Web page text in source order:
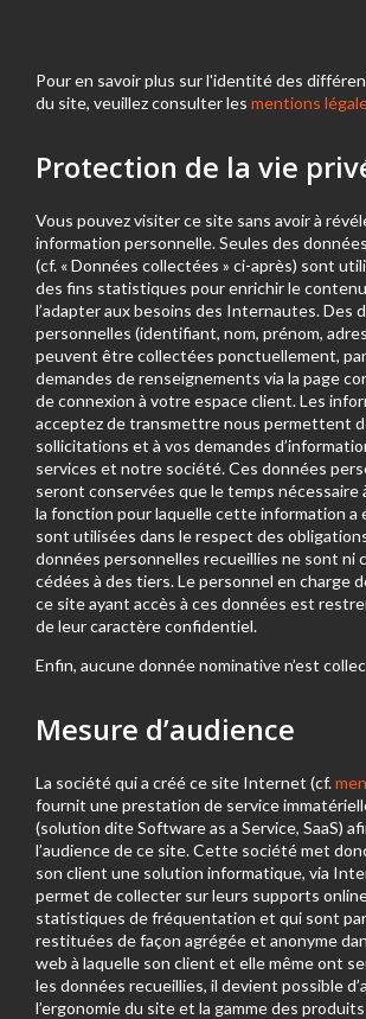
Pour en savoir plus sur l'identité des
du site, veuillez consulter les mentions
Protection de la vie
Vous pouvez visiter ce site sans avoir à
information personnelle. Seules des
(cf. « Données collectées » ci-après) sont
des fins statistiques pour enrichir le contenu éditorial et
l’adapter aux besoins des Internautes. Des
personnelles (identifiant, nom, prénom,
peuvent être collectées ponctuellement,
demandes de renseignements via la page contact
de connexion à votre espace client. Les
acceptez de transmettre nous permettent
sollicitations et à vos demandes
services et notre société. Ces données personnelles ne
seront conservées que le temps nécessaire
la fonction pour laquelle cette information a
sont utilisées dans le respect des
données personnelles recueillies ne sont ni communiquées ni
cédées à des tiers. Le personnel en charge
ce site ayant accès à ces données est
de leur caractère confidentiel.
Enfin, aucune donnée nominative n’est
Mesure d’audience
La société qui a créé ce site Internet (cf.
fournit une prestation de service
(solution dite Software as a Service, SaaS)
l’audience de ce site. Cette société met donc à disposition de
son client une solution informatique, via
permet de collecter sur leurs supports
statistiques de fréquentation et qui sont
restituées de façon agrégée et anonyme dans une interface
web à laquelle son client et elle même ont
les données recueillies, il devient possible
l’ergonomie du site et la gamme des